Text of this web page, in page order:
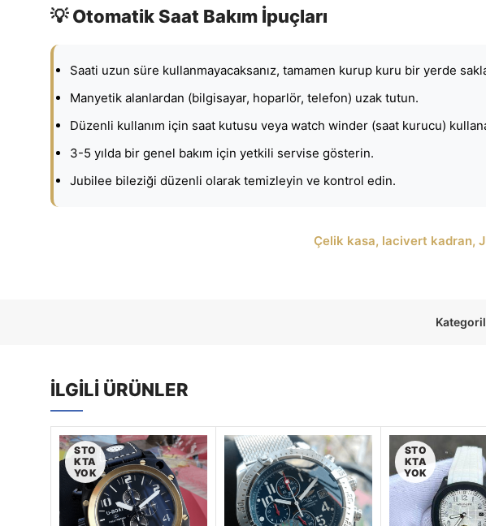
💡 Otomatik Saat Bakım İpuçları
Saati uzun süre kullanmayacaksanız, tamamen kurup kuru bir yerde
Manyetik alanlardan (bilgisayar, hoparlör, telefon) uzak tutun.
Düzenli kullanım için saat kutusu veya watch winder (saat kurucu)
3-5 yılda bir genel bakım için yetkili servise gösterin.
Jubilee bileziği düzenli olarak temizleyin ve kontrol edin.
Çelik kasa, lacivert kadran,
İLGILI ÜRÜNLER
STO
KTA
YOK
STO
KTA
YOK